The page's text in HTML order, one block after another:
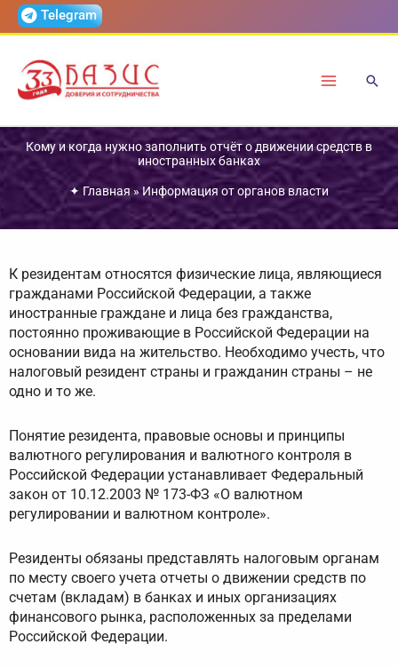
ПерейтиTelegram
Кому и когда нужно заполнить отчёт о движении средств в
иностранных банках
✦ Главная»Информация от органов власти
К резидентам относятся физические лица, являющиеся
гражданами Российской Федерации, а также
иностранные граждане и лица без гражданства,
постоянно проживающие в Российской Федерации на
основании вида на жительство. Необходимо учесть, что
налоговый резидент страны и гражданин страны – не
одно и то же.
Понятие резидента, правовые основы и принципы
валютного регулирования и валютного контроля в
Российской Федерации устанавливает Федеральный
закон от 10.12.2003 № 173-ФЗ «О валютном
регулировании и валютном контроле».
Резиденты обязаны представлять налоговым органам
по месту своего учета отчеты о движении средств по
счетам (вкладам) в банках и иных организациях
финансового рынка, расположенных за пределами
Российской Федерации.